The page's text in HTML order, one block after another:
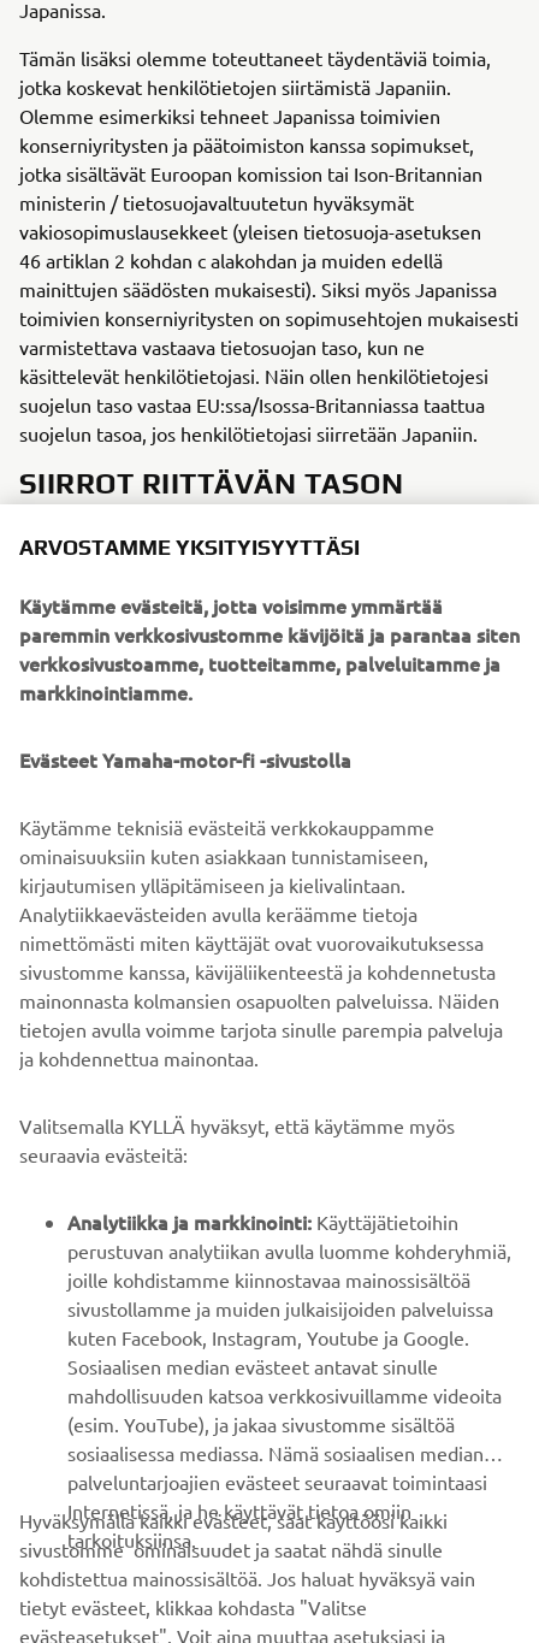
Japanissa.
Tämän lisäksi olemme toteuttaneet täydentäviä toimia,
jotka koskevat henkilötietojen siirtämistä Japaniin.
Olemme esimerkiksi tehneet Japanissa toimivien
konserniyritysten ja päätoimiston kanssa sopimukset,
jotka sisältävät Euroopan komission tai Ison-Britannian
ministerin / tietosuojavaltuutetun hyväksymät
vakiosopimuslausekkeet (yleisen tietosuoja-asetuksen
46 artiklan 2 kohdan c alakohdan ja muiden edellä
mainittujen säädösten mukaisesti). Siksi myös Japanissa
toimivien konserniyritysten on sopimusehtojen mukaisesti
varmistettava vastaava tietosuojan taso, kun ne
käsittelevät henkilötietojasi. Näin ollen henkilötietojesi
suojelun taso vastaa EU:ssa/Isossa-Britanniassa taattua
suojelun tasoa, jos henkilötietojasi siirretään Japaniin.
SIIRROT RIITTÄVÄN TASON
siirrämme henkilötietoja myös maihin, jotka Euroopan
komission ja Ison-Britannian ministerin mukaan takaavat
asianmukaisen suojelutason, esimerkiksi Yhdistyneeseen
kuningaskuntaan / ETA-maihin (voit tutustua riittävää
annettuja yhteystietoja, jos haluat lisätietoa
toimenpiteistä, joita olemme toteuttaneet henkilötietojesi
suojelemiseksi, jos ja kun tietoja siirretään ETA:n/Ison-
Britannian ulkopuolelle.
B2B
YAMAHA MUUALLA
ASIAKASTUKI
UUTISKIRJE
Ole ensimmäinen, joka kuulee uusimmista tarjouksista,
erikoistapahtumista, uusista julkaisuista ja paljon muuta...
TILAA
Lue tietosuojakäytäntömme saadaksesi tietää, miten
ARVOSTAMME YKSITYISYYTTÄSI
Käytämme evästeitä, jotta voisimme ymmärtää
paremmin verkkosivustomme kävijöitä ja parantaa siten
verkkosivustoamme, tuotteitamme, palveluitamme ja
markkinointiamme.
Evästeet Yamaha-motor-fi -sivustolla
Käytämme teknisiä evästeitä verkkokauppamme
ominaisuuksiin kuten asiakkaan tunnistamiseen,
kirjautumisen ylläpitämiseen ja kielivalintaan.
Analytiikkaevästeiden avulla keräämme tietoja
nimettömästi miten käyttäjät ovat vuorovaikutuksessa
sivustomme kanssa, kävijäliikenteestä ja kohdennetusta
mainonnasta kolmansien osapuolten palveluissa. Näiden
tietojen avulla voimme tarjota sinulle parempia palveluja
ja kohdennettua mainontaa.
Valitsemalla KYLLÄ hyväksyt, että käytämme myös
seuraavia evästeitä:
Analytiikka ja markkinointi: Käyttäjätietoihin
perustuvan analytiikan avulla luomme kohderyhmiä,
joille kohdistamme kiinnostavaa mainossisältöä
sivustollamme ja muiden julkaisijoiden palveluissa
kuten Facebook, Instagram, Youtube ja Google.
Sosiaalisen median evästeet antavat sinulle
mahdollisuuden katsoa verkkosivuillamme videoita
(esim. YouTube), ja jakaa sivustomme sisältöä
sosiaalisessa mediassa. Nämä sosiaalisen median
palveluntarjoajien evästeet seuraavat toimintaasi
Internetissä, ja he käyttävät tietoa omiin
tarkoituksiinsa.
Hyväksymällä kaikki evästeet, saat käyttöösi kaikki
sivustomme ominaisuudet ja saatat nähdä sinulle
kohdistettua mainossisältöä. Jos haluat hyväksyä vain
tietyt evästeet, klikkaa kohdasta "Valitse
evästeasetukset". Voit aina muuttaa asetuksiasi ja